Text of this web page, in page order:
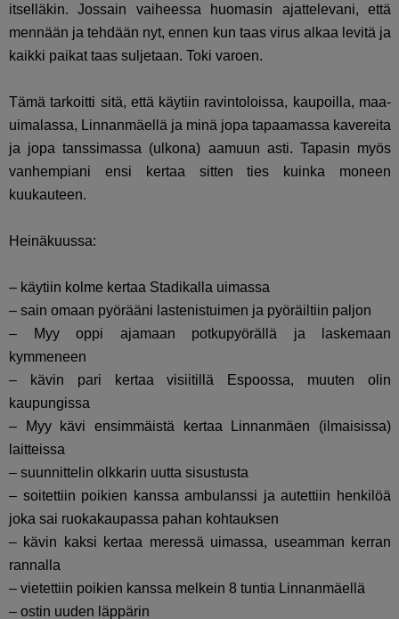
itselläkin. Jossain vaiheessa huomasin ajattelevani, että
mennään ja tehdään nyt, ennen kun taas virus alkaa levitä ja
kaikki paikat taas suljetaan. Toki varoen.
Tämä tarkoitti sitä, että käytiin ravintoloissa, kaupoilla, maa-
uimalassa, Linnanmäellä ja minä jopa tapaamassa kavereita
ja jopa tanssimassa (ulkona) aamuun asti. Tapasin myös
vanhempiani ensi kertaa sitten ties kuinka moneen
kuukauteen.
Heinäkuussa:
– käytiin kolme kertaa Stadikalla uimassa
– sain omaan pyörääni lastenistuimen ja pyöräiltiin paljon
– Myy oppi ajamaan potkupyörällä ja laskemaan
kymmeneen
– kävin pari kertaa visiitillä Espoossa, muuten olin
kaupungissa
– Myy kävi ensimmäistä kertaa Linnanmäen (ilmaisissa)
laitteissa
– suunnittelin olkkarin uutta sisustusta
– soitettiin poikien kanssa ambulanssi ja autettiin henkilöä
joka sai ruokakaupassa pahan kohtauksen
– kävin kaksi kertaa meressä uimassa, useamman kerran
rannalla
– vietettiin poikien kanssa melkein 8 tuntia Linnanmäellä
– ostin uuden läppärin